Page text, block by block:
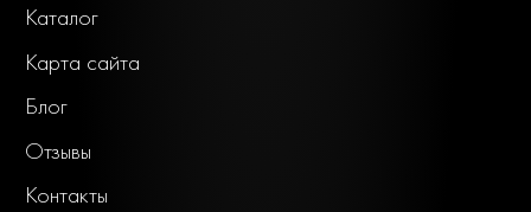
Каталог
Карта сайта
Блог
Отзывы
Контакты